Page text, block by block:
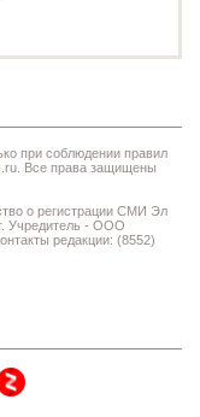
при соблюдении правил
Все права защищены
о регистрации СМИ Эл
Учредитель - ООО
редакции: (8552)